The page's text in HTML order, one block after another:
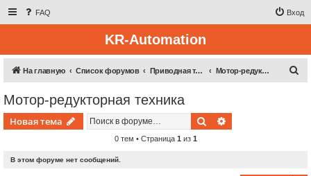
FAQ Вход
KR-Automation
На главную Список форумов Приводная техника Мотор-редукторная техника
Мотор-редукторная техника
Новая тема Поиск
0 тем • Страница 1 из 1
В этом форуме нет сообщений.